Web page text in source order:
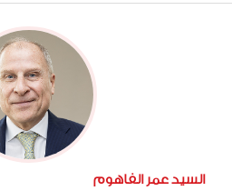
السيد عمر الفاهوم